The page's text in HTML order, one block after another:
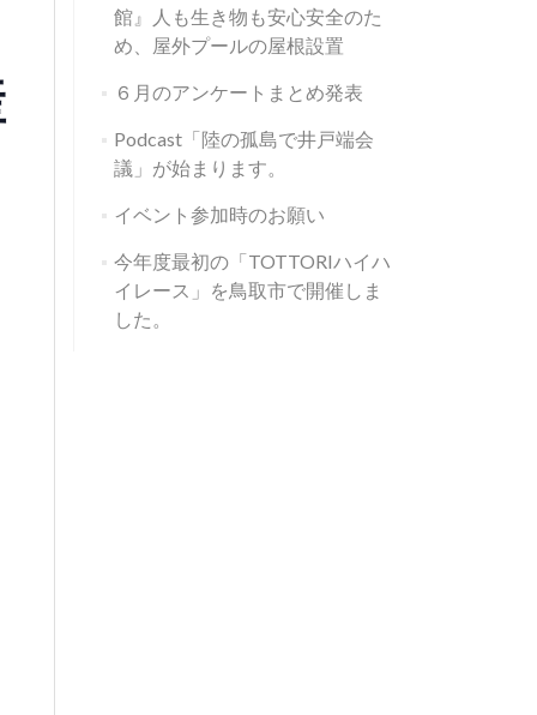
館』人も生き物も安心安全のた
め、屋外プールの屋根設置
６月のアンケートまとめ発表
Podcast「陸の孤島で井戸端会
議」が始まります。
イベント参加時のお願い
今年度最初の「TOTTORIハイハ
イレース」を鳥取市で開催しま
した。